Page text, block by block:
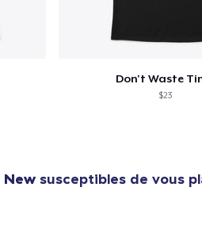
Don't Waste
$23
Newsusceptibles de vous